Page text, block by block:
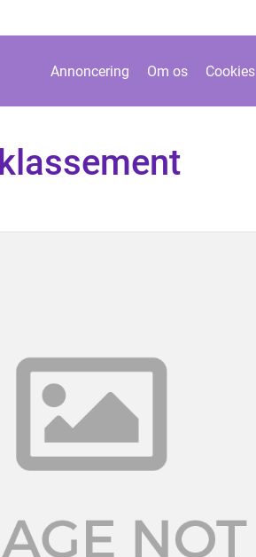
Annoncering Om os Cookies